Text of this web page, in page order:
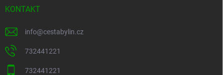
KONTAKT
info@cestabylin.cz
732441221
732441221